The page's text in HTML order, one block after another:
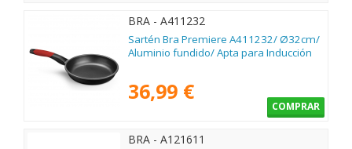
BRA - A411232
Sartén Bra Premiere A411232/ Ø32cm/
Aluminio fundido/ Apta para Inducción
36,99 €
COMPRAR
BRA - A121611